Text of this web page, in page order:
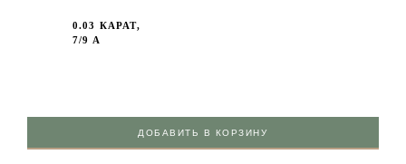
0.03 КАРАТ,
7/9 А
ДОБАВИТЬ В КОРЗИНУ